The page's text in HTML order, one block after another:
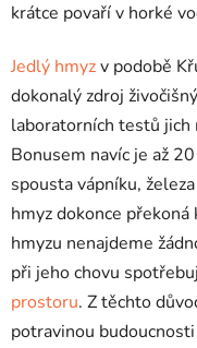
krátce povaří v horké
Jedlý hmyzv podobě
dokonalý zdroj
laboratorních testů jich
Bonusem navíc je až
spousta vápníku,
hmyz dokonce
hmyzu nenajdeme
při jeho chovu
prostoru. Z těchto
potravinou